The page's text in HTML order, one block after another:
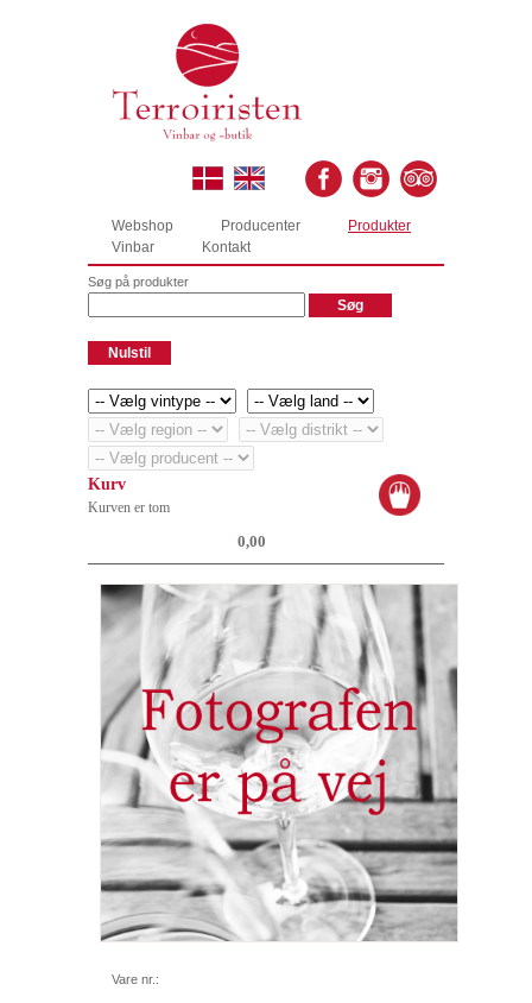
Webshop Producenter
Produkter
Vinbar
Kontakt
Søg på produkter
Kurv
Kurven er tom
0,00
Vare nr.: